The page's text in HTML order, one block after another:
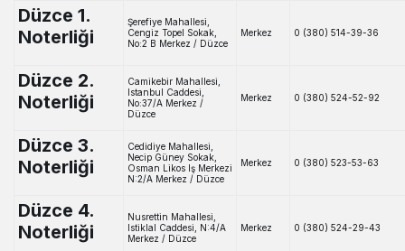
Düzce 1.
Noterliği
Şerefiye Mahallesi,
Cengiz Topel Sokak,
No:2 B Merkez / Düzce
Merkez 0 (380) 514-39-36
Düzce 2.
Noterliği
Camikebir Mahallesi,
Istanbul Caddesi,
No:37/A Merkez /
Düzce
Merkez 0 (380) 524-52-92
Düzce 3.
Noterliği
Cedidiye Mahallesi,
Necip Güney Sokak,
Osman Likos Iş Merkezi
N:2/A Merkez / Düzce
Merkez 0 (380) 523-53-63
Düzce 4.
Noterliği
Nusrettin Mahallesi,
Istiklal Caddesi, N:4/A
Merkez / Düzce
Merkez 0 (380) 524-29-43